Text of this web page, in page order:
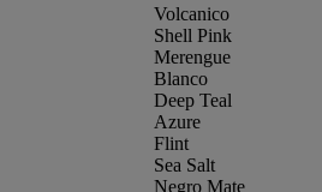
Volcanico
Shell Pink
Merengue
Blanco
Deep Teal
Azure
Flint
Sea Salt
Negro Mate